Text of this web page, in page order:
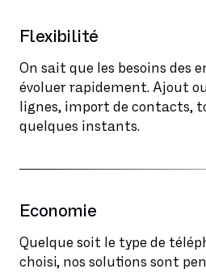
Flexibilité
On sait que les besoins des
évoluer rapidement. Ajout
lignes, import de contacts,
quelques instants.
Economie
Quelque soit le type de
choisi, nos solutions sont